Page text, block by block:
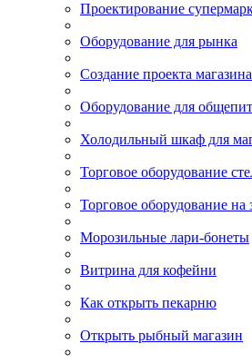
Проектирование
Оборудование для рынка
Создание проекта магазина
Оборудование для
Холодильный шкаф для
Торговое оборудование
Торговое оборудование на
Морозильные лари-бонеты
Витрина для кофейни
Как открыть пекарню
Открыть рыбный магазин